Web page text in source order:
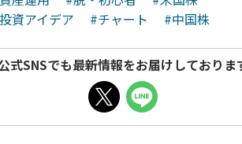
資アイデア
#チャート #中国株
式SNSでも最新情報をお届けしておりま